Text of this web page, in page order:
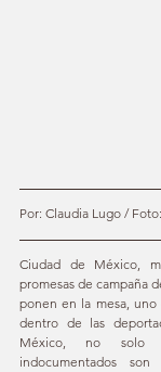
Por: Claudia Lugo /
Ciudad de México,
promesas de campaña
ponen en la mesa, uno
dentro de las
México, no solo
indocumentados